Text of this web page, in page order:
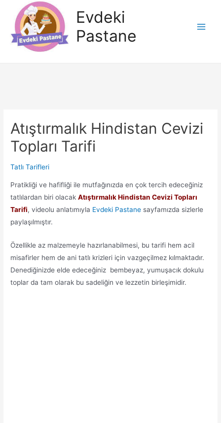
Evdeki
Pastane
Atıştırmalık Hindistan Cevizi
Topları Tarifi
Tatlı Tarifleri
Pratikliği ve hafifliği ile mutfağınızda en çok tercih edeceğiniz
tatlılardan biri olacakAtıştırmalık Hindistan Cevizi Topları
Tarifi, videolu anlatımıyla Evdeki Pastane sayfamızda sizlerle
paylaşılmıştır.
Özellikle az malzemeyle hazırlanabilmesi, bu tarifi hem acil
misafirler hem de ani tatlı krizleri için vazgeçilmez kılmaktadır.
Denediğinizde elde edeceğiniz bembeyaz, yumuşacık dokulu
toplar da tam olarak bu sadeliğin ve lezzetin birleşimidir.